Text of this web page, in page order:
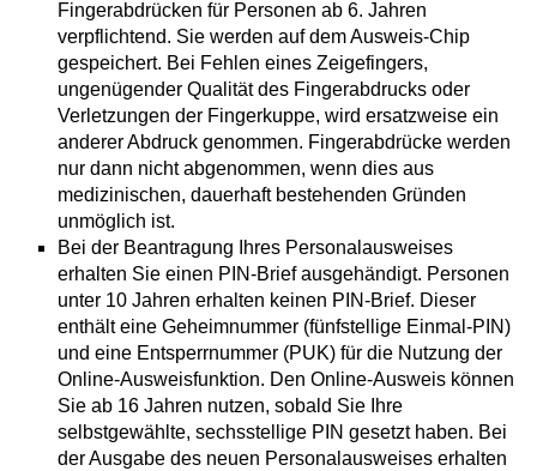
Fingerabdrücken für Personen ab 6. Jahren
verpflichtend. Sie werden auf dem Ausweis-Chip
gespeichert. Bei Fehlen eines Zeigefingers,
ungenügender Qualität des Fingerabdrucks oder
Verletzungen der Fingerkuppe, wird ersatzweise ein
anderer Abdruck genommen. Fingerabdrücke werden
nur dann nicht abgenommen, wenn dies aus
medizinischen, dauerhaft bestehenden Gründen
unmöglich ist.
Bei der Beantragung Ihres Personalausweises
erhalten Sie einen PIN-Briefausgehändigt. Personen
unter 10 Jahren erhalten keinen PIN-Brief. Dieser
enthält eine Geheimnummer (fünfstellige Einmal -PIN)
und eine Entsperrnummer (PUK) für die Nutzung der
Online-Ausweisfunktion. Den Online-Ausweis können
Sie ab 16 Jahren nutzen, sobald Sie Ihre
selbstgewählte, sechsstellige PIN gesetzt haben. Bei
der Ausgabe des neuen Personalausweises erhalten